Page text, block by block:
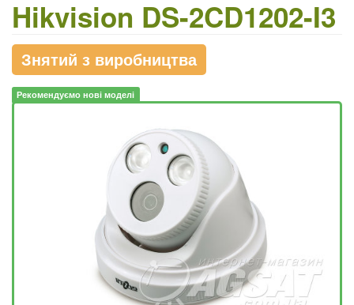
Hikvision DS-2CD1202-I3
Знятий з виробництва
Рекомендуємо нові моделі